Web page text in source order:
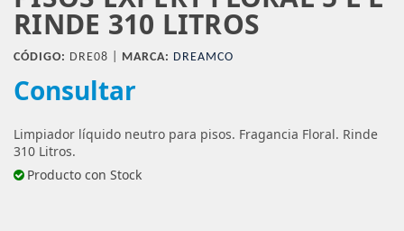
RINDE 310 LITROS
CÓDIGO: DRE08 | MARCA: DREAMCO
Consultar
Limpiador líquido neutro para pisos. Fragancia Floral. Rinde
310 Litros.
Producto con Stock